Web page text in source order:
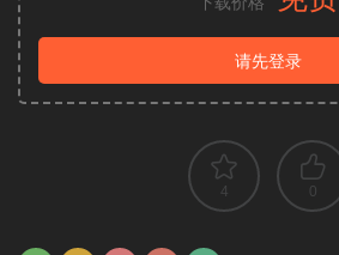
请先登录
4 0